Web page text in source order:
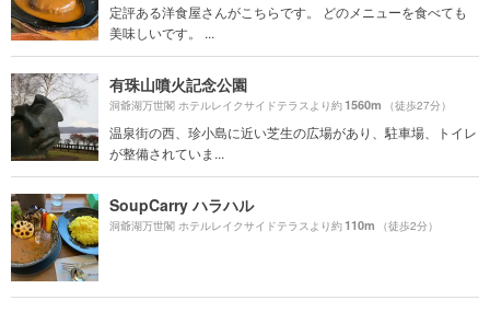
定評ある洋食屋さんがこちらです。 どのメニューを食べても
美味しいです。 ...
有珠山噴火記念公園
洞爺湖万世閣 ホテルレイクサイドテラスより約1560m （徒歩27分）
温泉街の西、珍小島に近い芝生の広場があり、駐車場、トイレ
が整備されていま...
SoupCarry ハラハル
洞爺湖万世閣 ホテルレイクサイドテラスより約110m （徒歩2分）